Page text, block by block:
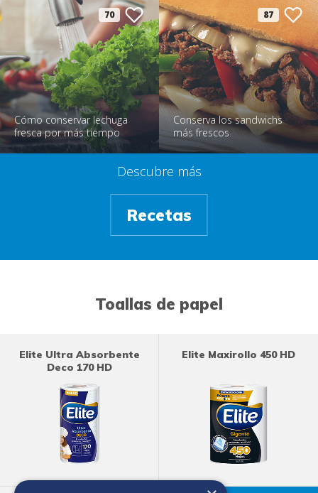
70
Cómo conservar lechuga
fresca por más tiempo
87
Conserva los sandwichs
más frescos
Descubre más
Recetas
Toallas de papel
Elite Ultra Absorbente
Deco 170 HD
Elite Maxirollo 450 HD